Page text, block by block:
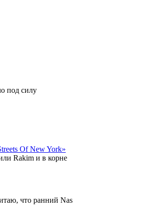
под силу
Of New York»
Rakim и в корне
что ранний Nas